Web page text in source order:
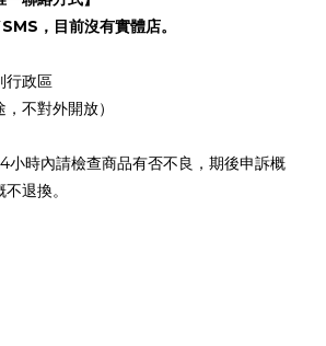
，目前沒有實體店。
行政區
，不對外開放）
小時內請檢查商品有否不良，期後申訴概
退換。